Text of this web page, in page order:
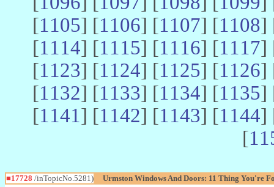
[1105] [1106] [1107] [1108]
[1114] [1115] [1116] [1117]
[1123] [1124] [1125] [1126]
[1132] [1133] [1134] [1135]
[1141] [1142] [1143] [1144]
[
■17728 /inTopicNo.5281) Urmston Windows And Doors: 11 Thing You're